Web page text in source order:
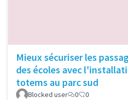
Mieux sécuriser les
des écoles avec
totems au parc sud
Blocked user 0 0